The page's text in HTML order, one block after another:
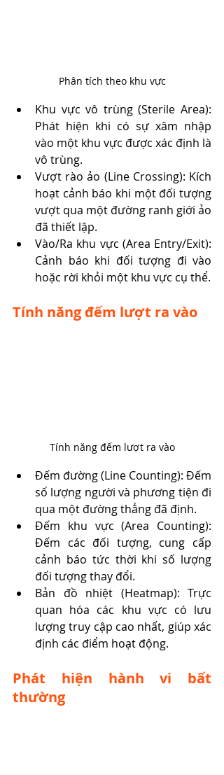
Phân tích theo khu vực
Khu vực vô trùng (Sterile Area):
Phát hiện khi có sự xâm nhập
vào một khu vực được xác định là
vô trùng.
Vượt rào ảo (Line Crossing): Kích
hoạt cảnh báo khi một đối tượng
vượt qua một đường ranh giới ảo
đã thiết lập.
Vào/Ra khu vực (Area Entry/Exit):
Cảnh báo khi đối tượng đi vào
hoặc rời khỏi một khu vực cụ thể.
Tính năng đếm lượt ra vào
Tính năng đếm lượt ra vào
Đếm đường (Line Counting): Đếm
số lượng người và phương tiện đi
qua một đường thẳng đã định.
Đếm khu vực (Area Counting):
Đếm các đối tượng, cung cấp
cảnh báo tức thời khi số lượng
đối tượng thay đổi.
Bản đồ nhiệt (Heatmap): Trực
quan hóa các khu vực có lưu
lượng truy cập cao nhất, giúp xác
định các điểm hoạt động.
Phát hiện hành vi bất
thường